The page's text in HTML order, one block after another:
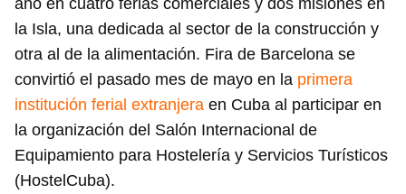
año en cuatro ferias comerciales y dos misiones en
la Isla, una dedicada al sector de la construcción y
otra al de la alimentación. Fira de Barcelona se
convirtió el pasado mes de mayo en la primera
institución ferial extranjera en Cuba al participar en
la organización del Salón Internacional de
Equipamiento para Hostelería y Servicios Turísticos
(HostelCuba).